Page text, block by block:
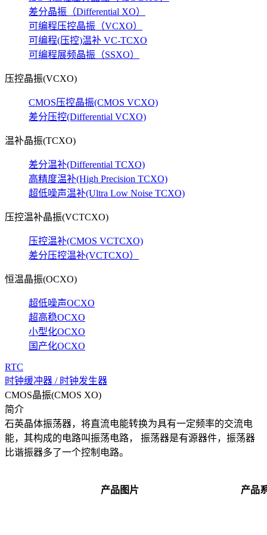
差分晶振（Differential XO）
可编程压控晶振（VCXO）
可编程(压控)温补 VC-TCXO
可编程展频晶振（SSXO）
压控晶振(VCXO)
CMOS压控晶振(CMOS VCXO)
差分压控(Differential VCXO)
温补晶振(TCXO)
差分温补(Differential TCXO)
高精度温补(High Precision TCXO)
超低噪声温补(Ultra Low Noise TCXO)
压控温补晶振(VCTCXO)
压控温补(CMOS VCTCXO)
差分压控温补(VCTCXO）
恒温晶振(OCXO)
超低噪声OCXO
超高稳OCXO
小型化OCXO
国产化OCXO
RTC
时钟缓冲器 / 时钟发生器
CMOS晶振(CMOS XO)
简介
石英晶体振荡器，将直流电能转换为具有一定频率的交流电
能，其构成的电路叫振荡电路， 振荡器是有源器件，振荡器
比谐振器多了一个控制电路。
产品图片 产品